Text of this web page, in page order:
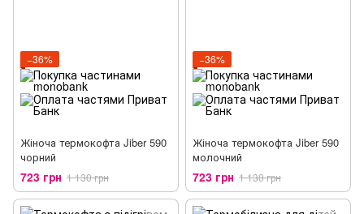
−36%
Жіноча термокофта Jiber 590
чорний
723 грн 1 130 грн
−36%
Жіноча термокофта Jiber 590
молочний
723 грн 1 130 грн